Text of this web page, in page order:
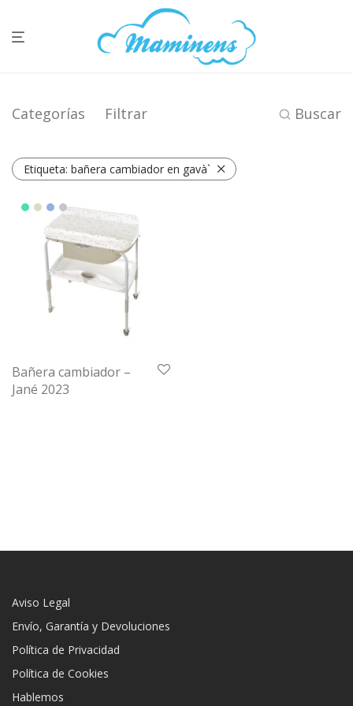
Categorías Filtrar Buscar
Etiqueta: bañera cambiador en gavà`
Bañera cambiador –
Jané 2023
Aviso Legal
Envío, Garantía y Devoluciones
Política de Privacidad
Política de Cookies
Hablemos